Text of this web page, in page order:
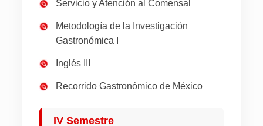
Servicio y Atención al Comensal
Metodología de la Investigación
Gastronómica I
Inglés III
Recorrido Gastronómico de México
IV Semestre